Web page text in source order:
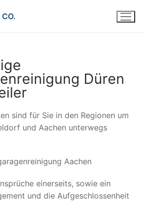
Düren
sind für Sie in den Regionen um
und Aachen unterwegs
einerseits, sowie ein
und die Aufgeschlossenheit